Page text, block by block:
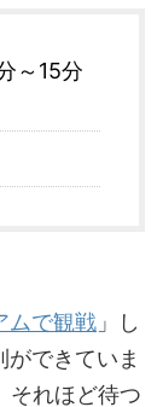
～15分
ムで観戦 」し
できていま
それほど待つ